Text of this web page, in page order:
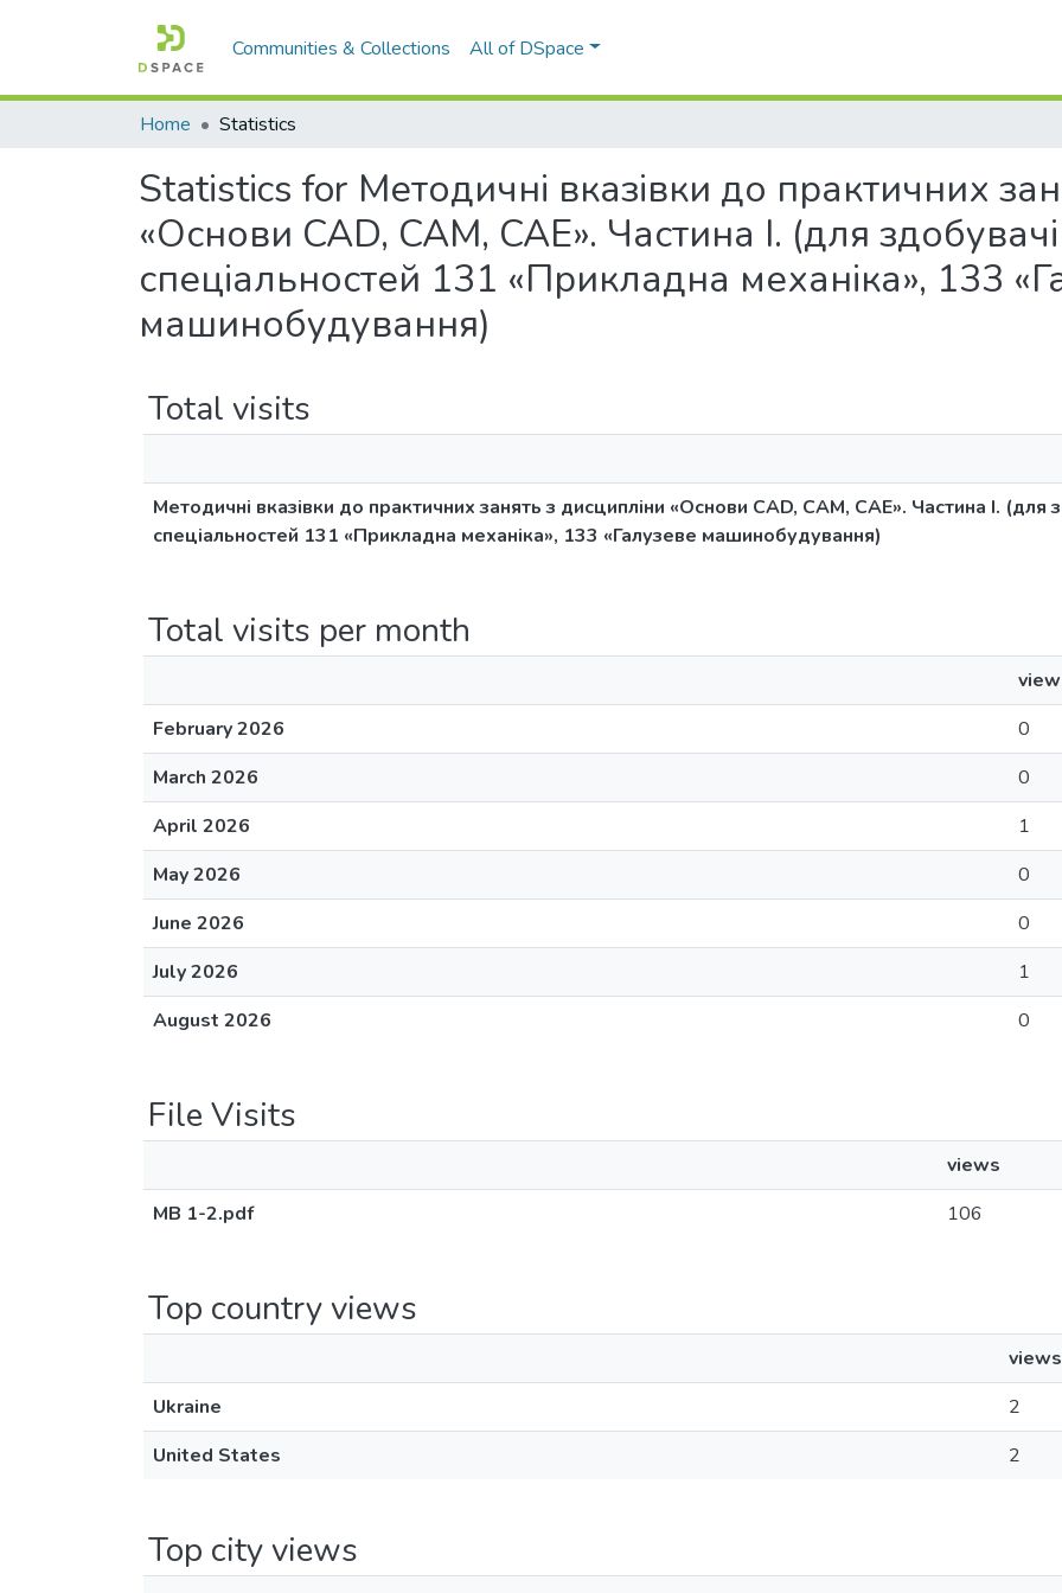
Communities & Collections All of DSpace
Home Statistics
Statistics for Методичні вказівки до практичних
«Основи CAD, CAM, CAE». Частина І. (для
спеціальностей 131 «Прикладна механіка», 133
машинобудування)
Total visits
Методичні вказівки до практичних занять з дисципліни «Основи CAD, CAM, CAE». Частина І. (для
спеціальностей 131 «Прикладна механіка», 133 «Галузеве машинобудування)
Total visits per month
February 2026
0
March 2026
0
April 2026
1
May 2026
0
June 2026
0
July 2026
1
August 2026
0
File Visits
views
МВ 1-2.pdf
106
Top country views
views
Ukraine
2
United States
2
Top city views